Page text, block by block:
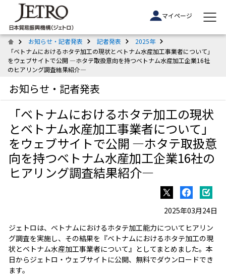
マイページ
お知らせ・記者発表 記者発表
2025年
「ベトナムにおけるホタテ加工の現状とベトナム水産加工事業者について」
をウェブサイトで公開 ―ホタテ取扱意向を持つベトナム水産加工企業16社
のヒアリング調査結果紹介―
お知らせ・記者発表
「ベトナムにおけるホタテ加工の現状
とベトナム水産加工事業者について」
をウェブサイトで公開 ―ホタテ取扱意
向を持つベトナム水産加工企業16社の
ヒアリング調査結果紹介―
2025年03月24日
ジェトロは、ベトナムにおけるホタテ加工能力についてヒアリン
グ調査を実施し、その結果を『ベトナムにおけるホタテ加工の現
状とベトナム水産加工事業者について』としてまとめました。本
日からジェトロ・ウェブサイトに公開、無料でダウンロードでき
ます。